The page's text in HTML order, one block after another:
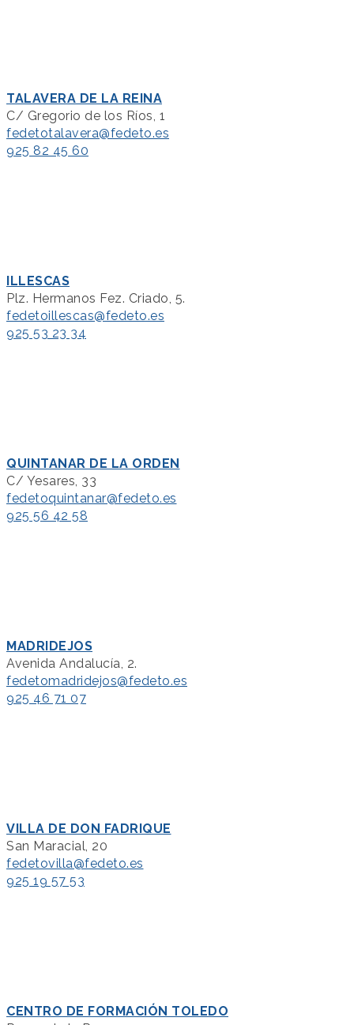
TALAVERA DE LA REINA
C/ Gregorio de los Ríos, 1
fedetotalavera@fedeto.es
925 82 45 60
ILLESCAS
Plz. Hermanos Fez. Criado, 5.
fedetoillescas@fedeto.es
925 53 23 34
QUINTANAR DE LA ORDEN
C/ Yesares, 33
fedetoquintanar@fedeto.es
925 56 42 58
MADRIDEJOS
Avenida Andalucía, 2.
fedetomadridejos@fedeto.es
925 46 71 07
VILLA DE DON FADRIQUE
San Maracial, 20
fedetovilla@fedeto.es
925 19 57 53
CENTRO DE FORMACIÓN TOLEDO